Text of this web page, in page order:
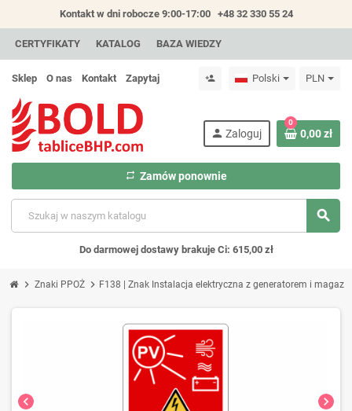
Kontakt w dni robocze 9:00-17:00 +48 32 330 55 24
CERTYFIKATY KATALOG BAZA WIEDZY
Sklep O nas Kontakt Zapytaj person_add Polski PLN
search
person Zaloguj
repeat Zamów ponownie
0
0,00 zł
Do darmowej dostawy brakuje Ci: 615,00 zł
chevron_right Znaki PPOŻ chevron_right F138 | Znak Instalacja elektryczna z generatorem i
chevron_left chevron_right